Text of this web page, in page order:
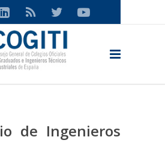
de Ingenieros